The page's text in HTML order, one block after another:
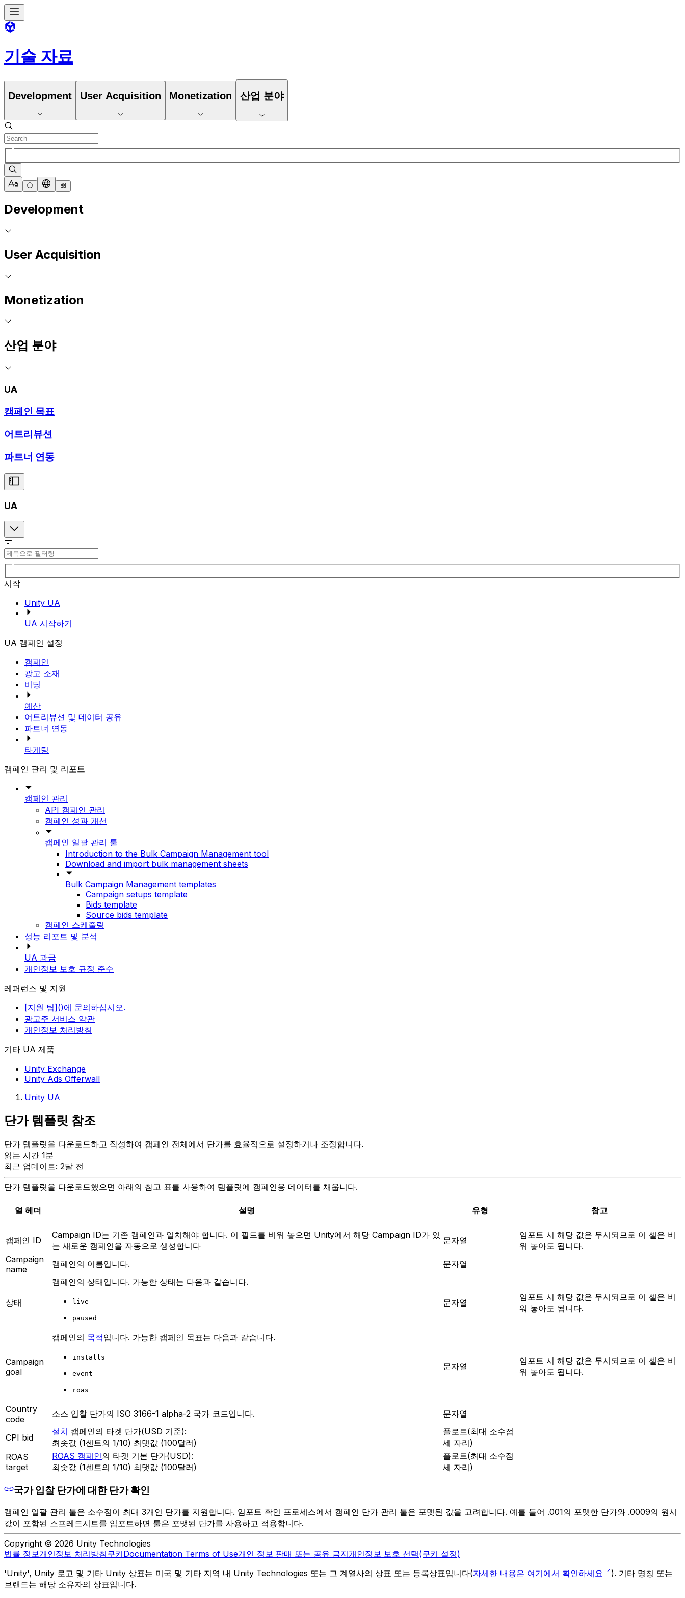
기술 자료
Development User Acquisition Monetization 산업 분야
Development
User Acquisition
Monetization
산업 분야
UA
캠페인 목표
어트리뷰션
파트너 연동
UA
시작
Unity UA
UA 시작하기
UA 캠페인 설정
캠페인
광고 소재
비딩
예산
어트리뷰션 및 데이터 공유
파트너 연동
타게팅
캠페인 관리 및 리포트
캠페인 관리
API 캠페인 관리
캠페인 성과 개선
캠페인 일괄 관리 툴
Introduction to the Bulk Campaign Management tool
Download and import bulk management sheets
Bulk Campaign Management templates
Campaign setups template
Bids template
Source bids template
캠페인 스케줄링
성능 리포트 및 분석
UA 과금
개인정보 보호 규정 준수
레퍼런스 및 지원
[지원 팀]()에 문의하십시오.
광고주 서비스 약관
개인정보 처리방침
기타 UA 제품
Unity Exchange
Unity Ads Offerwall
Unity UA
단가 템플릿 참조
단가 템플릿을 다운로드하고 작성하여 캠페인 전체에서 단가를 효율적으로 설정하거나 조정합니다.
읽는 시간 1분
최근 업데이트: 2달 전
단가 템플릿을 다운로드했으면 아래의 참고 표를 사용하여 템플릿에 캠페인용 데이터를 채웁니다.
열 헤더 설명 유형 참고
캠페인 ID
Campaign ID는 기존 캠페인과 일치해야 합니다. 이 필드를 비워 놓으면 Unity에서 해당 Campaign ID가 있
는 새로운 캠페인을 자동으로 생성합니다
문자열
임포트 시 해당 값은 무시되므로 이 셀은 비
워 놓아도 됩니다.
Campaign
name
캠페인의 이름입니다. 문자열
상태
캠페인의 상태입니다. 가능한 상태는 다음과 같습니다.
live
paused
문자열
임포트 시 해당 값은 무시되므로 이 셀은 비
워 놓아도 됩니다.
Campaign
goal
캠페인의 목적입니다. 가능한 캠페인 목표는 다음과 같습니다.
installs
event
roas
문자열
임포트 시 해당 값은 무시되므로 이 셀은 비
워 놓아도 됩니다.
Country
code
소스 입찰 단가의 ISO 3166-1 alpha-2 국가 코드입니다. 문자열
CPI bid
설치 캠페인의 타겟 단가(USD 기준):
최솟값 (1센트의 1/10) 최댓값 (100달러)
플로트(최대 소수점
세 자리)
ROAS
target
ROAS 캠페인의 타겟 기본 단가(USD):
최솟값 (1센트의 1/10) 최댓값 (100달러)
플로트(최대 소수점
세 자리)
국가 입찰 단가에 대한 단가 확인
캠페인 일괄 관리 툴은 소수점이 최대 3개인 단가를 지원합니다. 임포트 확인 프로세스에서 캠페인 단가 관리 툴은 포맷된 값을 고려합니다. 예를 들어 .001의 포맷한 단가와 .0009의 원시
값이 포함된 스프레드시트를 임포트하면 툴은 포맷된 단가를 사용하고 적용합니다.
Copyright © 2026 Unity Technologies
법률 정보개인정보 처리방침쿠키Documentation Terms of Use개인 정보 판매 또는 공유 금지개인정보 보호 선택(쿠키 설정)
'Unity', Unity 로고 및 기타 Unity 상표는 미국 및 기타 지역 내 Unity Technologies 또는 그 계열사의 상표 또는 등록상표입니다(자세한 내용은 여기에서 확인하세요
). 기타 명칭 또는
브랜드는 해당 소유자의 상표입니다.